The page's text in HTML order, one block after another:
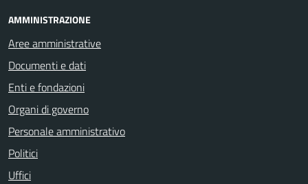
AMMINISTRAZIONE
Aree amministrative
Documenti e dati
Enti e fondazioni
Organi di governo
Personale amministrativo
Politici
Uffici